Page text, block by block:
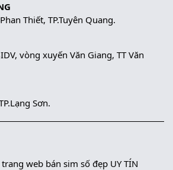
Thiết, TP.Tuyên Quang.
vòng xuyến Văn Giang, TT Văn
Sơn.
web bán sim số đẹp UY TÍN